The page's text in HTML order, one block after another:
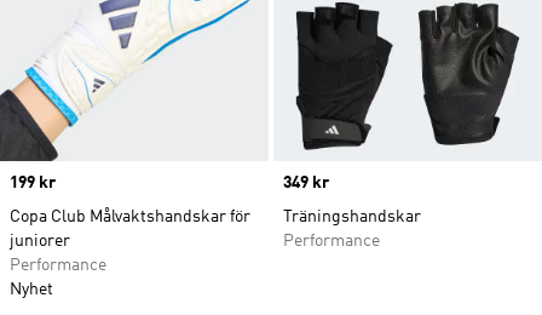
Price
199 kr
Copa Club Målvaktshandskar för
juniorer
Performance
Nyhet
Price
349 kr
Träningshandskar
Performance